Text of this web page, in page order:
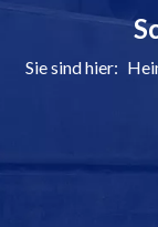
Sie sind hier: